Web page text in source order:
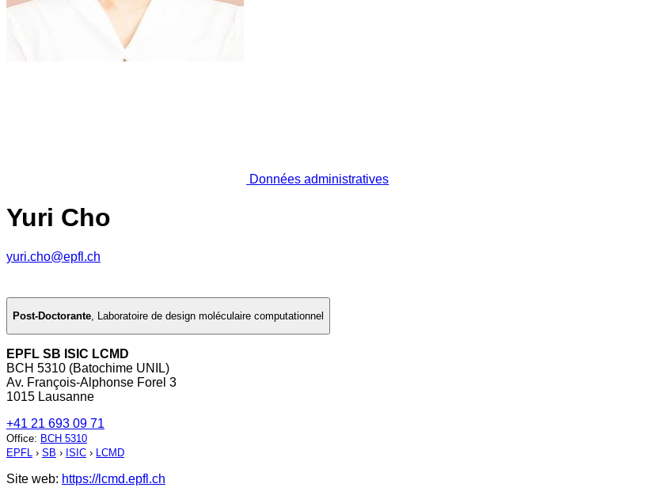
Données administratives
Yuri Cho
yuri.cho@epfl.ch
Post-Doctorante, Laboratoire de design moléculaire computationnel
EPFL SB ISIC LCMD
BCH 5310 (Batochime UNIL)
Av. François-Alphonse Forel 3
1015 Lausanne
+41 21 693 09 71
Office: BCH 5310
EPFL › SB › ISIC › LCMD
Site web: https://lcmd.epfl.ch